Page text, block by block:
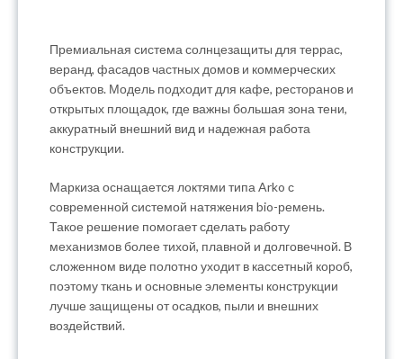
Премиальная система солнцезащиты для террас,
веранд, фасадов частных домов и коммерческих
объектов. Модель подходит для кафе, ресторанов и
открытых площадок, где важны большая зона тени,
аккуратный внешний вид и надежная работа
конструкции.
Маркиза оснащается локтями типа Arko с
современной системой натяжения bio-ремень.
Такое решение помогает сделать работу
механизмов более тихой, плавной и долговечной. В
сложенном виде полотно уходит в кассетный короб,
поэтому ткань и основные элементы конструкции
лучше защищены от осадков, пыли и внешних
воздействий.